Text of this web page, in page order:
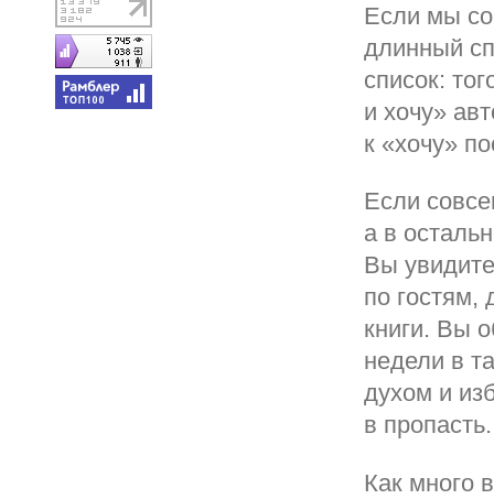
Если мы
длинный
список:
и хочу»
к «хочу»
Если
а в
Вы
по гостям,
книги. Вы
недели в
духом и
в пропасть.
Как много